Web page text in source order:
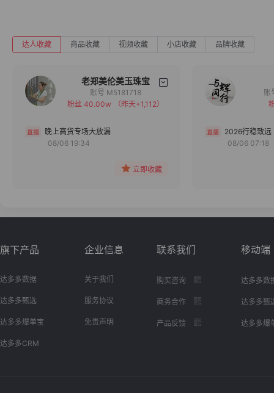
达人收藏 商品收藏 视频收藏 小店收藏 品牌收藏
老郑美伦美玉珠宝
备注
分组
账号 M5181718
粉丝 40.00w
（昨天+1,112）
晚上高货专场大放漏
08/06 19:34
立即收藏
2026行稳致远
08/06 07:18
旗下产品
达多多数据
达多多甄选
达多多爆单宝
达多多CRM
企业信息
关于我们
服务协议
免责声明
联系我们
购买咨询
商务合作
产品反馈
移动端
达多多数
达多多甄
达多多爆